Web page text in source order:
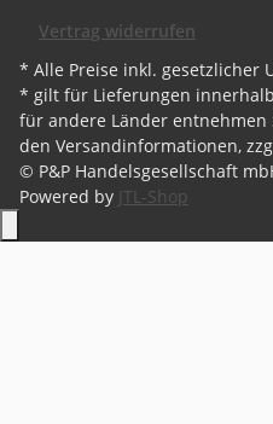
Vertrag widerrufen
* Alle Preise inkl. gesetzlicher
* gilt für Lieferungen
für andere Länder
den Versandinformationen,
© P&P Handelsgesellschaft
Powered by JTL-Shop